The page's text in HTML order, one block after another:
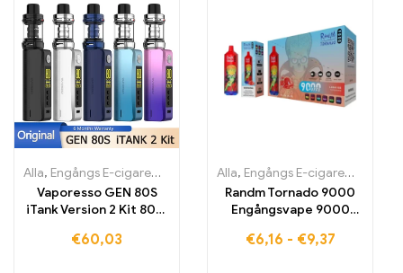
Alla, Engångs E-cigaretter Engångs-e-cigaretter Litauen,
Vaporesso GEN 80S
iTank Version 2 Kit 80W
€60,03
Alla, Engångs E-cigaretter
Randm Tornado 9000
Engångsvape 9000
€6,16 - €9,37